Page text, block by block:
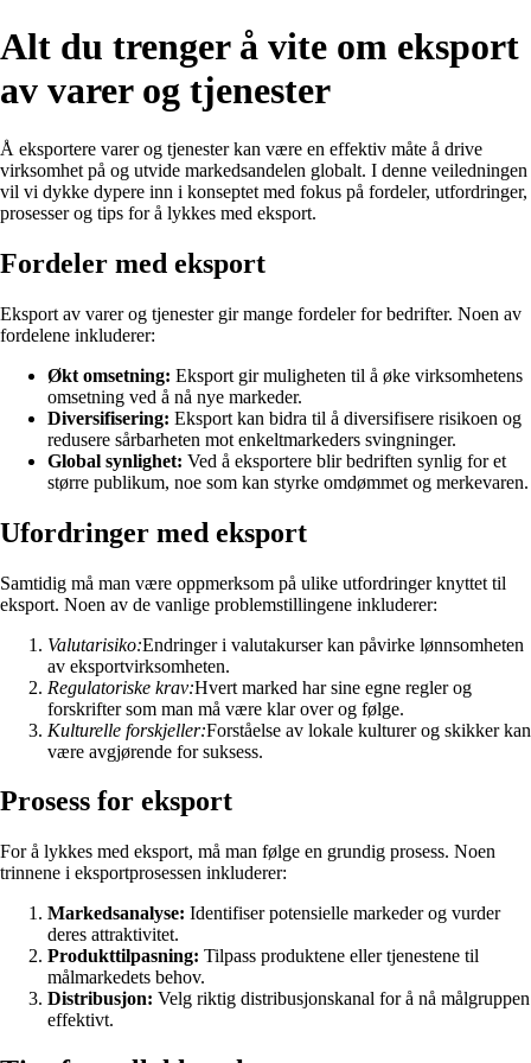
Alt du trenger å vite om eksport
av varer og tjenester
Å eksportere varer og tjenester kan være en effektiv måte å drive
virksomhet på og utvide markedsandelen globalt. I denne veiledningen
vil vi dykke dypere inn i konseptet med fokus på fordeler, utfordringer,
prosesser og tips for å lykkes med eksport.
Fordeler med eksport
Eksport av varer og tjenester gir mange fordeler for bedrifter. Noen av
fordelene inkluderer:
Økt omsetning: Eksport gir muligheten til å øke virksomhetens
omsetning ved å nå nye markeder.
Diversifisering: Eksport kan bidra til å diversifisere risikoen og
redusere sårbarheten mot enkeltmarkeders svingninger.
Global synlighet: Ved å eksportere blir bedriften synlig for et
større publikum, noe som kan styrke omdømmet og merkevaren.
Ufordringer med eksport
Samtidig må man være oppmerksom på ulike utfordringer knyttet til
eksport. Noen av de vanlige problemstillingene inkluderer:
Valutarisiko:Endringer i valutakurser kan påvirke lønnsomheten
av eksportvirksomheten.
Regulatoriske krav:Hvert marked har sine egne regler og
forskrifter som man må være klar over og følge.
Kulturelle forskjeller:Forståelse av lokale kulturer og skikker kan
være avgjørende for suksess.
Prosess for eksport
For å lykkes med eksport, må man følge en grundig prosess. Noen
trinnene i eksportprosessen inkluderer:
Markedsanalyse: Identifiser potensielle markeder og vurder
deres attraktivitet.
Produkttilpasning: Tilpass produktene eller tjenestene til
målmarkedets behov.
Distribusjon: Velg riktig distribusjonskanal for å nå målgruppen
effektivt.